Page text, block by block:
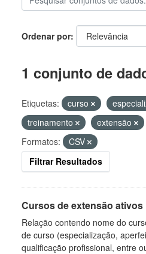
Ordenar por
1 conjunto de
Etiquetas: curso
treinamento
extensão
Formatos:
CSV
Filtrar Resultados
Cursos de extensão ativos
Relação contendo nome do
de curso (especialização,
qualificação profissional, entre